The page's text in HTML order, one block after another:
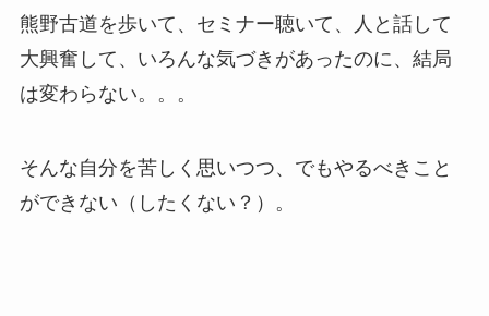
熊野古道を歩いて、セミナー聴いて、人と話して
大興奮して、いろんな気づきがあったのに、結局
は変わらない。。。
そんな自分を苦しく思いつつ、でもやるべきこと
ができない（したくない？）。